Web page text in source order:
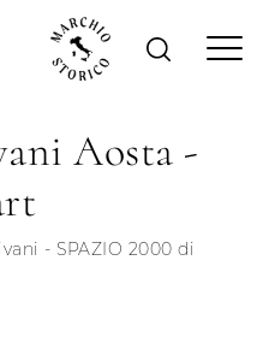
Aosta -
- SPAZIO 2000 di